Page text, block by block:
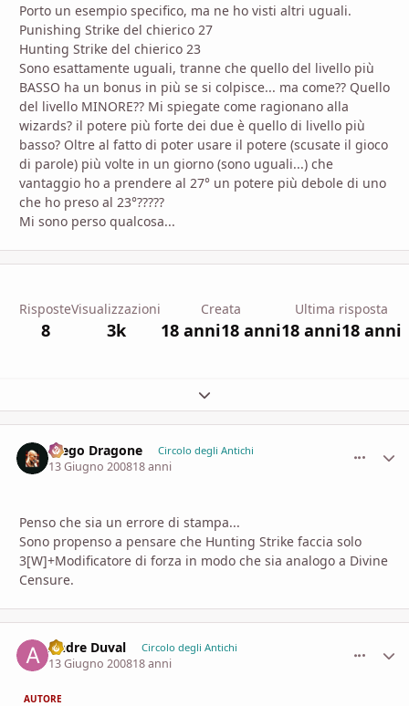
Porto un esempio specifico, ma ne ho visti altri uguali.
Punishing Strike del chierico 27
Hunting Strike del chierico 23
Sono esattamente uguali, tranne che quello del livello più
BASSO ha un bonus in più se si colpisce... ma come?? Quello
del livello MINORE?? Mi spiegate come ragionano alla
wizards? il potere più forte dei due è quello di livello più
basso? Oltre al fatto di poter usare il potere (scusate il gioco
di parole) più volte in un giorno (sono uguali...) che
vantaggio ho a prendere al 27° un potere più debole di uno
che ho preso al 23°?????
Mi sono perso qualcosa...
Risposte
8
Visualizzazioni
3k
Creata
18 anni18 anni
Ultima risposta
18 anni18 anni
Espandi panoramica del topic
Diego Dragone Circolo degli Antichi
13 Giugno 200818 anni
Penso che sia un errore di stampa...
Sono propenso a pensare che Hunting Strike faccia solo
3[W]+Modificatore di forza in modo che sia analogo a Divine
Censure.
Andre Duval Circolo degli Antichi
13 Giugno 200818 anni
AUTORE